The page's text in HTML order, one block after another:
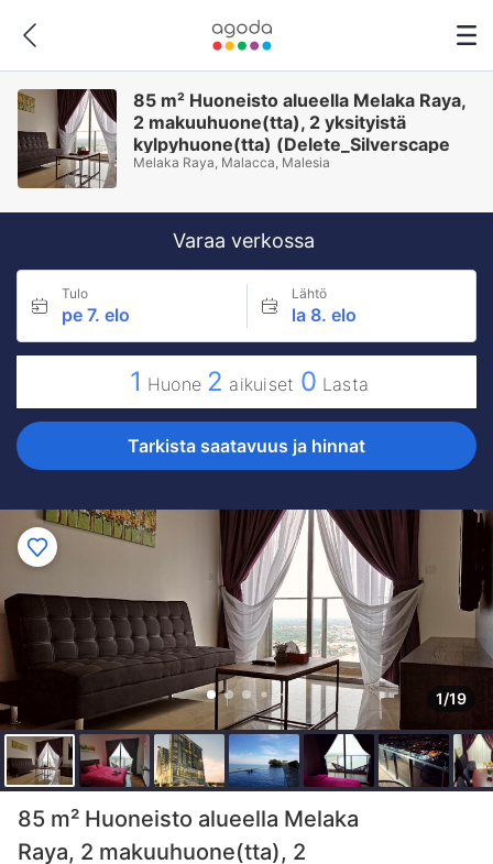
85 m² Huoneisto alueella Melaka Raya,
2 makuuhuone(tta), 2 yksityistä
kylpyhuone(tta) (Delete_Silverscape
Luxury Sea View A23 +Infinity)
Melaka Raya, Malacca, Malesia
Varaa verkossa
Tulo
pe 7. elo
Lähtö
la 8. elo
1 Huone 2 aikuiset 0 Lasta
Tarkista saatavuus ja hinnat
1/19
85 m² Huoneisto alueella Melaka
Raya, 2 makuuhuone(tta), 2